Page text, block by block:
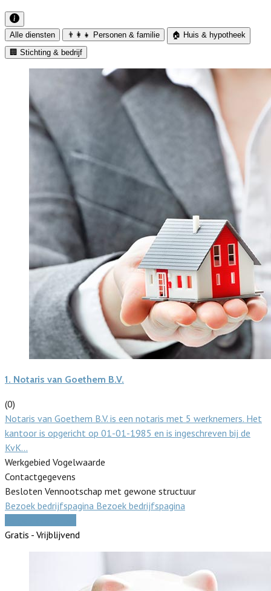
Alle diensten 👨‍👩‍👧 Personen & familie
🏠 Huis & hypotheek
🏢 Stichting & bedrijf
1. Notaris van Goethem B.V.
(0)
Notaris van Goethem B.V. is een notaris met 5 werknemers. Het
kantoor is opgericht op 01-01-1985 en is ingeschreven bij de
KvK…
Werkgebied Vogelwaarde
Contactgegevens
Besloten Vennootschap met gewone structuur
Bezoek bedrijfspagina Bezoek bedrijfspagina
Gratis - Vrijblijvend